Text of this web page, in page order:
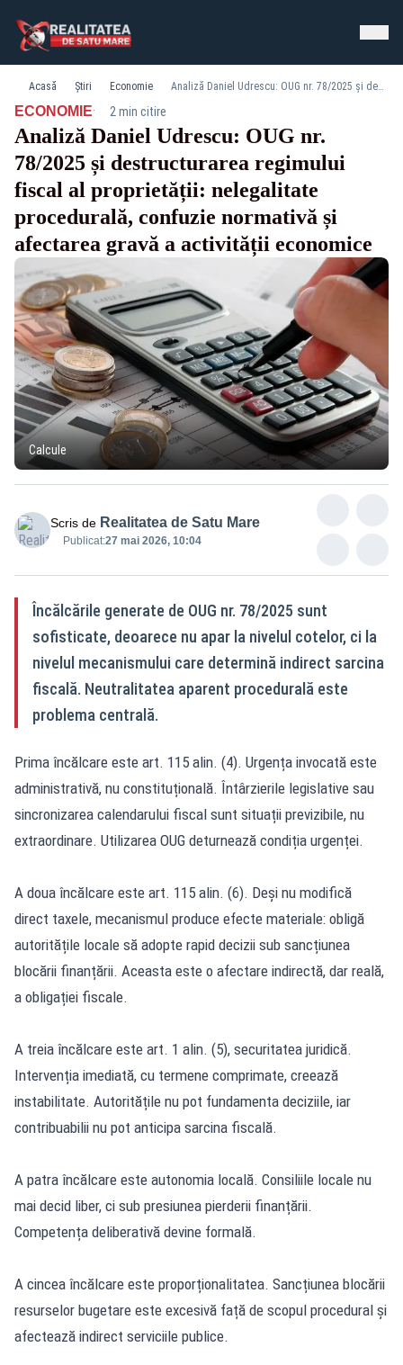
Acasă Știri Economie Analiză Daniel Udrescu: OUG nr. 78/2025 și destructurarea regimului fiscal al proprietății: nelegalitate procedurală, confuzie normativă și afectarea gravă a activității economice
ECONOMIE· 2 min citire
Analiză Daniel Udrescu: OUG nr.
78/2025 și destructurarea regimului
fiscal al proprietății: nelegalitate
procedurală, confuzie normativă și
afectarea gravă a activității economice
Calcule
Scris de Realitatea de Satu Mare
Publicat:27 mai 2026, 10:04
Încălcările generate de OUG nr. 78/2025 sunt
sofisticate, deoarece nu apar la nivelul cotelor, ci la
nivelul mecanismului care determină indirect sarcina
fiscală. Neutralitatea aparent procedurală este
problema centrală.
Prima încălcare este art. 115 alin. (4). Urgența invocată este
administrativă, nu constituțională. Întârzierile legislative sau
sincronizarea calendarului fiscal sunt situații previzibile, nu
extraordinare. Utilizarea OUG deturnează condiția urgenței.
A doua încălcare este art. 115 alin. (6). Deși nu modifică
direct taxele, mecanismul produce efecte materiale: obligă
autoritățile locale să adopte rapid decizii sub sancțiunea
blocării finanțării. Aceasta este o afectare indirectă, dar reală,
a obligației fiscale.
A treia încălcare este art. 1 alin. (5), securitatea juridică.
Intervenția imediată, cu termene comprimate, creează
instabilitate. Autoritățile nu pot fundamenta deciziile, iar
contribuabilii nu pot anticipa sarcina fiscală.
A patra încălcare este autonomia locală. Consiliile locale nu
mai decid liber, ci sub presiunea pierderii finanțării.
Competența deliberativă devine formală.
A cincea încălcare este proporționalitatea. Sancțiunea blocării
resurselor bugetare este excesivă față de scopul procedural și
afectează indirect serviciile publice.